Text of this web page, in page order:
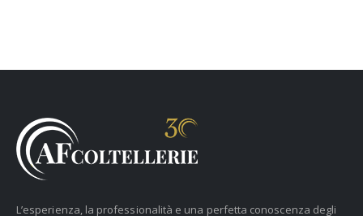
L’esperienza, la professionalità e una perfetta conoscenza degli